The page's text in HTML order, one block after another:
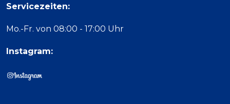
Servicezeiten:
Mo.-Fr. von 08:00 - 17:00 Uhr
Instagram: